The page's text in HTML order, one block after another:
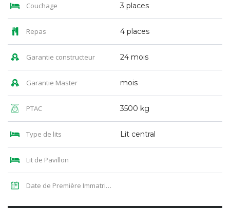
Couchage 3 places
Repas 4 places
Garantie constructeur 24 mois
Garantie Master mois
PTAC 3500 kg
Type de lits Lit central
Lit de Pavillon
Date de Première Immatriculation